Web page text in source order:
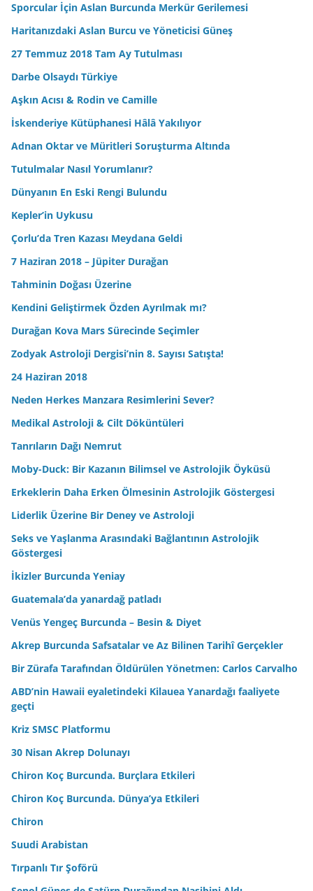
Sporcular İçin Aslan Burcunda Merkür Gerilemesi
Haritanızdaki Aslan Burcu ve Yöneticisi Güneş
27 Temmuz 2018 Tam Ay Tutulması
Darbe Olsaydı Türkiye
Aşkın Acısı & Rodin ve Camille
İskenderiye Kütüphanesi Hâlâ Yakılıyor
Adnan Oktar ve Müritleri Soruşturma Altında
Tutulmalar Nasıl Yorumlanır?
Dünyanın En Eski Rengi Bulundu
Kepler’in Uykusu
Çorlu’da Tren Kazası Meydana Geldi
7 Haziran 2018 – Jüpiter Durağan
Tahminin Doğası Üzerine
Kendini Geliştirmek Özden Ayrılmak mı?
Durağan Kova Mars Sürecinde Seçimler
Zodyak Astroloji Dergisi’nin 8. Sayısı Satışta!
24 Haziran 2018
Neden Herkes Manzara Resimlerini Sever?
Medikal Astroloji & Cilt Döküntüleri
Tanrıların Dağı Nemrut
Moby-Duck: Bir Kazanın Bilimsel ve Astrolojik Öyküsü
Erkeklerin Daha Erken Ölmesinin Astrolojik Göstergesi
Liderlik Üzerine Bir Deney ve Astroloji
Seks ve Yaşlanma Arasındaki Bağlantının Astrolojik
Göstergesi
İkizler Burcunda Yeniay
Guatemala’da yanardağ patladı
Venüs Yengeç Burcunda – Besin & Diyet
Akrep Burcunda Safsatalar ve Az Bilinen Tarihî Gerçekler
Bir Zürafa Tarafından Öldürülen Yönetmen: Carlos Carvalho
ABD’nin Hawaii eyaletindeki Kilauea Yanardağı faaliyete
geçti
Kriz SMSC Platformu
30 Nisan Akrep Dolunayı
Chiron Koç Burcunda. Burçlara Etkileri
Chiron Koç Burcunda. Dünya’ya Etkileri
Chiron
Suudi Arabistan
Tırpanlı Tır Şoförü